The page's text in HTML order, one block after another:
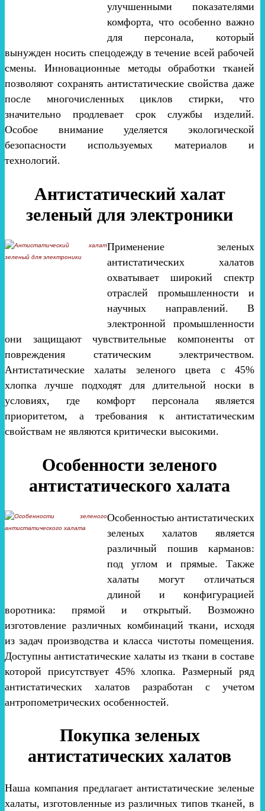
улучшенными показателями
комфорта, что особенно важно
для персонала, который
вынужден носить спецодежду в течение всей рабочей
смены. Инновационные методы обработки тканей
позволяют сохранять антистатические свойства даже
после многочисленных циклов стирки, что
значительно продлевает срок службы изделий.
Особое внимание уделяется экологической
безопасности используемых материалов и
технологий.
Антистатический халат
зеленый для электроники
Применение зеленых
антистатических халатов
охватывает широкий спектр
отраслей промышленности и
научных направлений. В
электронной промышленности
они защищают чувствительные компоненты от
повреждения статическим электричеством.
Антистатические халаты зеленого цвета с 45%
хлопка лучше подходят для длительной носки в
условиях, где комфорт персонала является
приоритетом, а требования к антистатическим
свойствам не являются критически высокими.
Особенности зеленого
антистатического халата
Особенностью антистатических
зеленых халатов является
различный пошив карманов:
под углом и прямые. Также
халаты могут отличаться
длиной и конфигурацией
воротника: прямой и открытый. Возможно
изготовление различных комбинаций ткани, исходя
из задач производства и класса чистоты помещения.
Доступны антистатические халаты из ткани в составе
которой присутствует 45% хлопка. Размерный ряд
антистатических халатов разработан с учетом
антропометрических особенностей.
Покупка зеленых
антистатических халатов
Наша компания предлагает антистатические зеленые
халаты, изготовленные из различных типов тканей, в